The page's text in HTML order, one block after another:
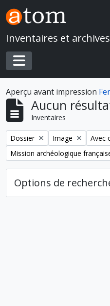
Skip to main content
Inventaires et
Toggle navigation
Aperçu avant impression
Aucun
Inventaires
Remove filter:
Dossier Remove filter:
Image
Avec
Remove filter:
Options de